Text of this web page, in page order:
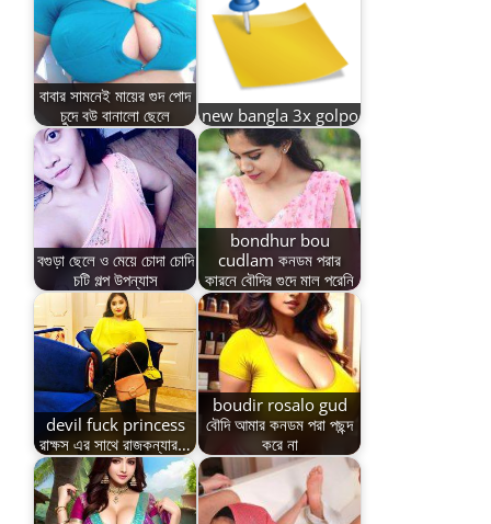
বাবার সামনেই মায়ের গুদ পোদ
চুদে বউ বানালো ছেলে
new bangla 3x golpo
বগুড়া ছেলে ও মেয়ে চোদা চোদি
চটি গল্প উপন্যাস
bondhur bou
cudlam কনডম পরার
কারনে বৌদির গুদে মাল পরেনি
devil fuck princess
রাক্ষস এর সাথে রাজকন্যার…
boudir rosalo gud
বৌদি আমার কনডম পরা পছন্দ
করে না